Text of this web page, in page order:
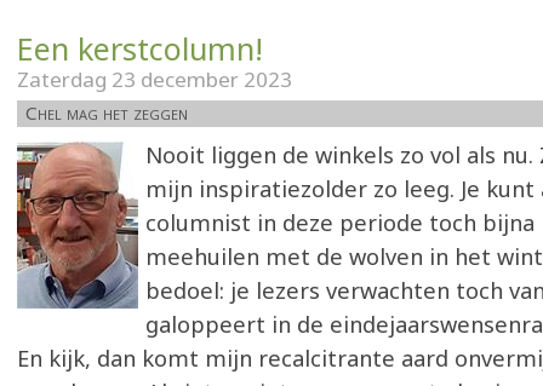
Een kerstcolumn!
Zaterdag 23 december 2023
Chel mag het zeggen
Nooit liggen de winkels zo vol als nu.
mijn inspiratiezolder zo leeg. Je kunt
columnist in deze periode toch bijna
meehuilen met de wolven in het
bedoel: je lezers verwachten toch
galoppeert in de
En kijk, dan komt mijn recalcitrante aard